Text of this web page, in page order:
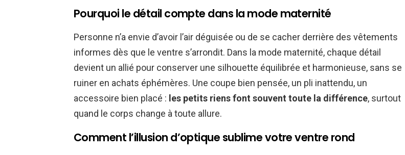
Pourquoi le détail compte dans la mode maternité
Personne n’a envie d’avoir l’air déguisée ou de se cacher derrière des vêtements
informes dès que le ventre s’arrondit. Dans la mode maternité, chaque détail
devient un allié pour conserver une silhouette équilibrée et harmonieuse, sans se
ruiner en achats éphémères. Une coupe bien pensée, un pli inattendu, un
accessoire bien placé : les petits riens font souvent toute la différence, surtout
quand le corps change à toute allure.
Comment l’illusion d’optique sublime votre ventre rond